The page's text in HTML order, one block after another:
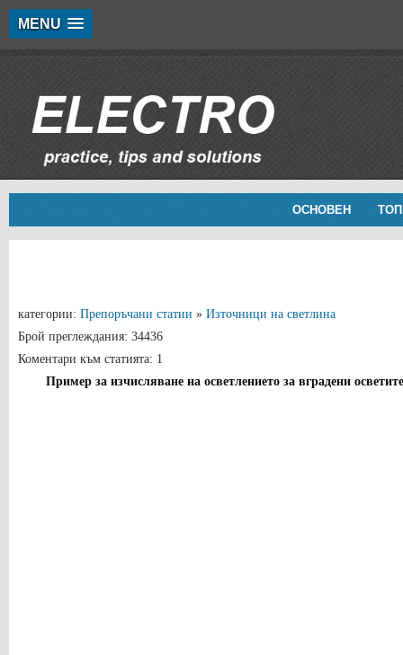
MENU
ОСНОВЕН
категории: Препоръчани статии » Източници на светлина
Брой преглеждания: 34436
Коментари към статията: 1
Пример за изчисляване на осветлението за вградени